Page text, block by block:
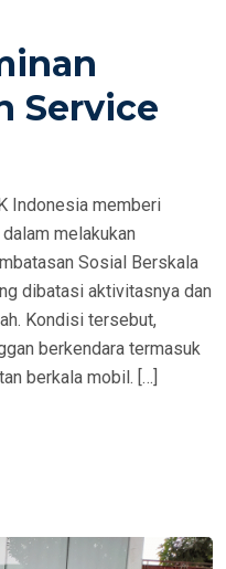
Service
Indonesia memberi
melakukan
Sosial Berskala
dibatasi aktivitasnya dan
Kondisi tersebut,
berkendara termasuk
berkala mobil. […]